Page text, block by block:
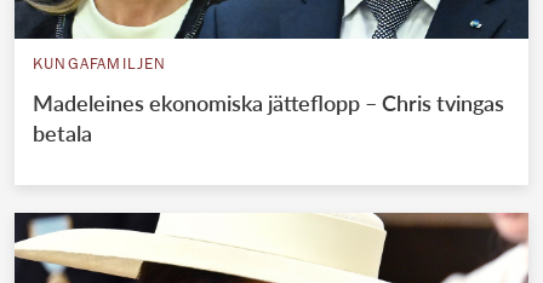
KUNGAFAMILJEN
Madeleines ekonomiska jätteflopp – Chris tvingas
betala